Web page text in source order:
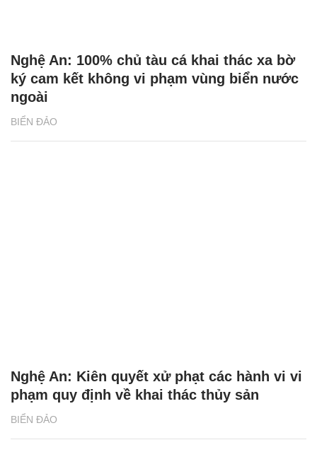
BIỂN ĐẢO
Nghệ An: 100% chủ tàu cá khai thác xa bờ
ký cam kết không vi phạm vùng biển nước
ngoài
BIỂN ĐẢO
Nghệ An: Kiên quyết xử phạt các hành vi vi
phạm quy định về khai thác thủy sản